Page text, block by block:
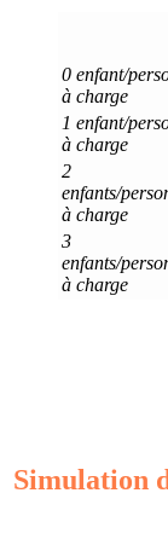
0 enfant/
à charge
1 enfant/
à charge
2
enfants/
à charge
3
enfants/
à charge
Simulation